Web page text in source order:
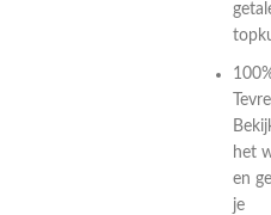
het
en
je